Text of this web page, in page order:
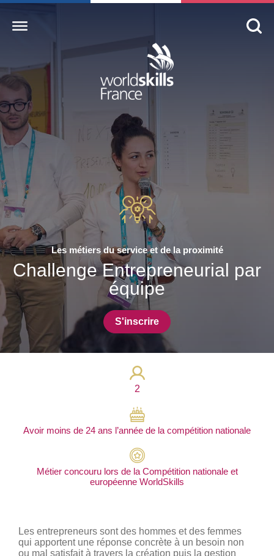
Les métiers du service et de la proximité
Challenge Entrepreneurial par
équipe
2
Avoir moins de 24 ans l’année de la compétition nationale
Métier concouru lors de la Compétition nationale et
européenne WorldSkills
S'inscrire
La compétition
Découvrez un métier
S’informer
S’engager
Nos partenaires
Actualités Education
Photos
Vidéos
Contactez-nous
Suivez l’Équipe de France des métiers
Espace presse
Inscription à la newsletter
Espace membres
Les entrepreneurs sont des hommes et des femmes
qui apportent une réponse concrète à un besoin non
ou mal satisfait à travers la création puis la gestion